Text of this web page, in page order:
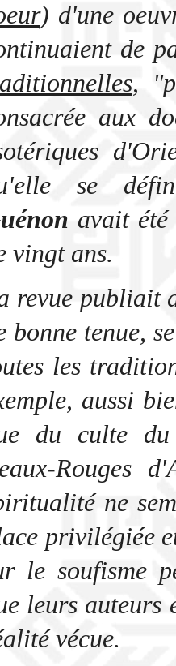
) d'une
de
,
aux
se
avait
vingt ans.
revue publiait
bonne tenue,
les
aussi
du culte
Rouges
ne
privilégiée
le soufisme
leurs auteurs
vécue.